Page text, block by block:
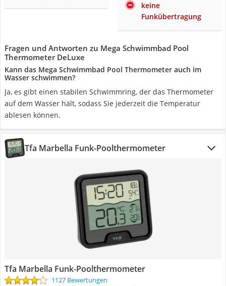
keine
Funkübertragung
Fragen und Antworten zu Mega Schwimmbad Pool
Thermometer DeLuxe
Kann das Mega Schwimmbad Pool Thermometer auch im
Wasser schwimmen?
Ja, es gibt einen stabilen Schwimmring, der das Thermometer
auf dem Wasser hält, sodass Sie jederzeit die Temperatur
ablesen können.
Tfa Marbella Funk-Poolthermometer
Tfa Marbella Funk-Poolthermometer
1127 Bewertungen